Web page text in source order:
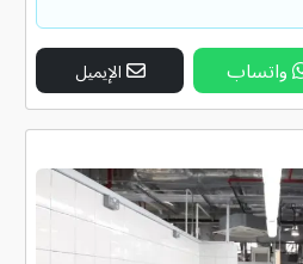
واتساب الإيميل